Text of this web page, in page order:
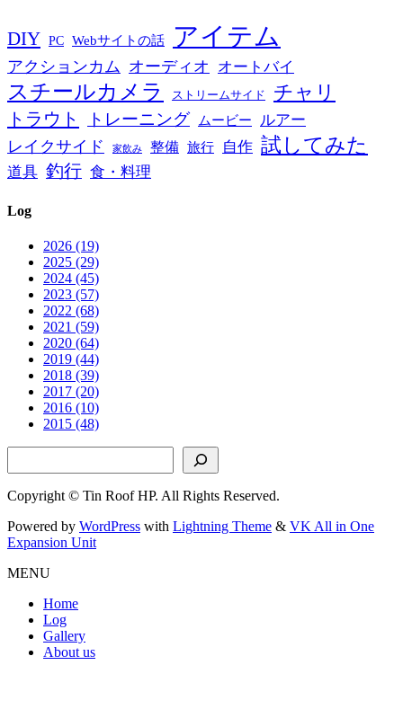
DIY PC Webサイトの話 アイテム
アクションカム オーディオ オートバイ
スチールカメラ ストリームサイド チャリ
トラウト トレーニング ムービー
ルアー
レイクサイド
家飲み 整備 旅行 自作 試してみた
道具 釣行 食・料理
Log
2026 (19)
2025 (29)
2024 (45)
2023 (57)
2022 (68)
2021 (59)
2020 (64)
2019 (44)
2018 (39)
2017 (20)
2016 (10)
2015 (48)
Copyright © Tin Roof HP. All Rights Reserved.
Powered by WordPress with Lightning Theme & VK All in One
Expansion Unit
MENU
Home
Log
Gallery
About us